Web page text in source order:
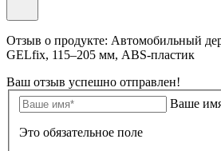
Отзыв о продукте: Автомобильный
GELfix, 115–205 мм, ABS-пластик
Ваш отзыв успешно отправлен!
Ваше
Это обязательное поле